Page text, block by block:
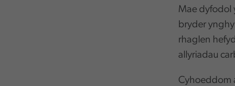
Mae dyfodol
bryder
rhaglen
allyriadau
Cyhoeddom